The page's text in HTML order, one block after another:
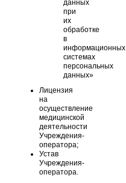
данных
при
их
обработке
в
информационных
системах
персональных
данных»
Лицензия
на
осуществление
медицинской
деятельности
Учреждения-
оператора;
Устав
Учреждения-
оператора.